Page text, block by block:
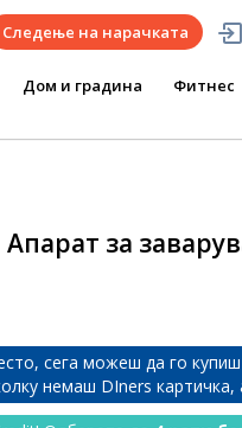
Следење на нарачката
Дом и градина Фитнес
Апарат за
сега можеш да го
немаш DIners картичка,